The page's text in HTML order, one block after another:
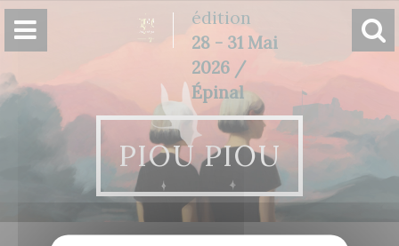
édition
28 - 31 Mai
2026 /
Épinal
PIOU PIOU
Panneau de gestion des cookies